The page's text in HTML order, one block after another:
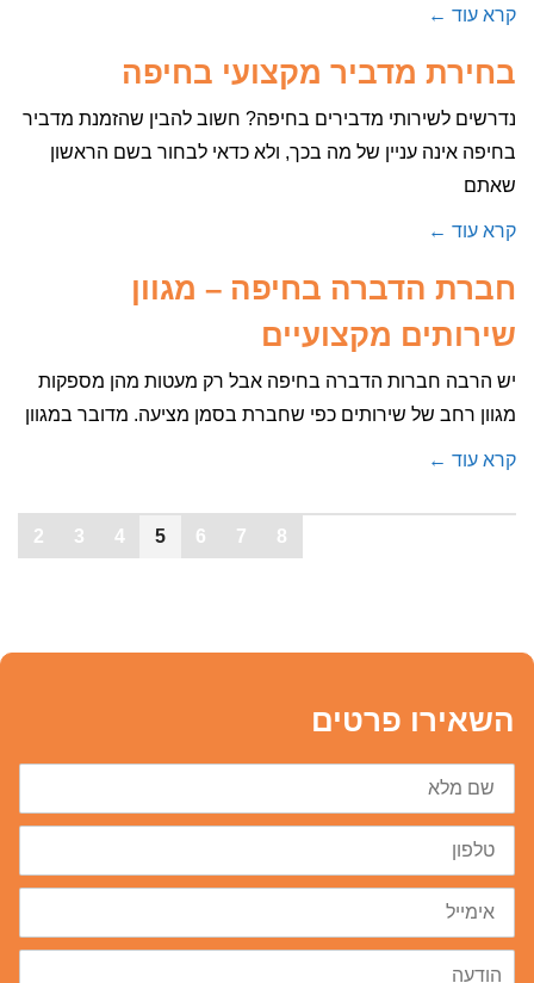
קרא עוד ←
בחירת מדביר מקצועי בחיפה
נדרשים לשירותי מדבירים בחיפה? חשוב להבין שהזמנת מדביר
בחיפה אינה עניין של מה בכך, ולא כדאי לבחור בשם הראשון
שאתם
קרא עוד ←
חברת הדברה בחיפה – מגוון
שירותים מקצועיים
יש הרבה חברות הדברה בחיפה אבל רק מעטות מהן מספקות
מגוון רחב של שירותים כפי שחברת בסמן מציעה. מדובר במגוון
קרא עוד ←
2 3 4 5 6 7 8
השאירו פרטים
שם
מלא
טלפון
דוא״ל
הודעה